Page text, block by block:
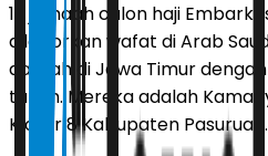
13 jamaah calon haji
dilaporkan wafat di Arab
daerah di Jawa Timur
tahun. Mereka adalah
Kloter 8 Kabupaten Pasuruan.